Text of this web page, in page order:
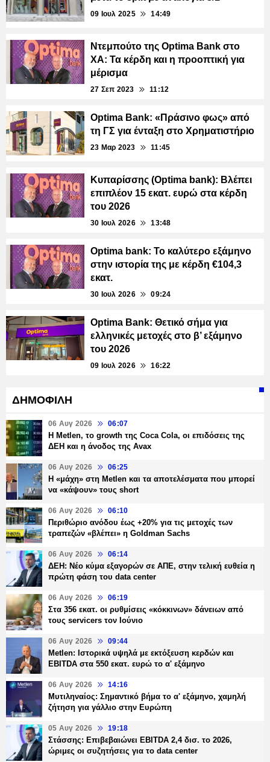
09 Ιουλ 2025 14:49
Ντεμπούτο της Optima Bank στο
ΧΑ: Τα κέρδη και η προοπτική για
μέρισμα
27 Σεπ 2023 11:12
Optima Bank: «Πράσινο φως» από
τη ΓΣ για ένταξη στο Χρηματιστήριο
23 Μαρ 2023 11:45
Κυπαρίσσης (Optima bank): Βλέπει
επιπλέον 15 εκατ. ευρώ στα κέρδη
του 2026
30 Ιουλ 2026 13:48
Optima bank: Το καλύτερο εξάμηνο
στην ιστορία της με κέρδη €104,3
εκατ.
30 Ιουλ 2026 09:24
Optima Bank: Θετικό σήμα για
ελληνικές μετοχές στο β’ εξάμηνο
του 2026
09 Ιουλ 2026 16:22
ΔΗΜΟΦΙΛΗ
06 Αυγ 2026 06:07
H Metlen, το growth της Coca Cola, οι επιδόσεις της
ΔΕΗ και η άνοδος της Avax
06 Αυγ 2026 06:25
H «μάχη» στη Metlen και τα αποτελέσματα που μπορεί
να «κάψουν» τους short
06 Αυγ 2026 06:10
Περιθώριο ανόδου έως +20% για τις μετοχές των
τραπεζών «βλέπει» η Goldman Sachs
06 Αυγ 2026 06:14
ΔΕΗ: Νέο κύμα εξαγορών σε ΑΠΕ, στην τελική ευθεία η
πρώτη φάση του data center
06 Αυγ 2026 06:19
Στα 356 εκατ. οι ρυθμίσεις «κόκκινων» δάνειων από
τους servicers τον Ιούνιο
06 Αυγ 2026 09:44
Metlen: Ιστορικά υψηλά με εκτόξευση κερδών και
EBITDA στα 550 εκατ. ευρώ το α' εξάμηνο
06 Αυγ 2026 14:16
Μυτιληναίος: Σημαντικό βήμα το α' εξάμηνο, χαμηλή
ζήτηση για γάλλιο στην Ευρώπη
05 Αυγ 2026 19:18
Στάσσης: Επιβεβαιώνει EBITDA 2,4 δισ. το 2026,
ώριμες οι συζητήσεις για το data center